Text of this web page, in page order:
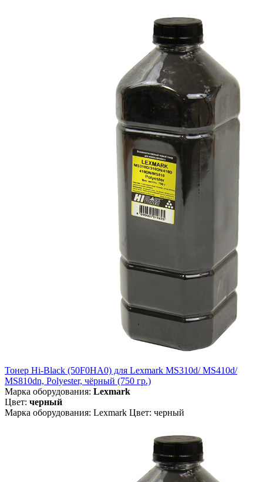
Тонер Hi-Black (50F0HA0) для Lexmark MS310d/ MS410d/
MS810dn, Polyester, чёрный (750 гр.)
Марка оборудования: Lexmark
Цвет: черный
Марка оборудования: Lexmark Цвет: черный